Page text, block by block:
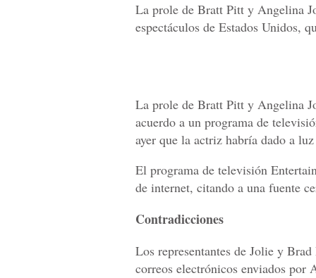
La prole de Bratt Pitt y Angelina
espectáculos de Estados Unidos,
La prole de Bratt Pitt y Angelina
acuerdo a un programa de
ayer que la actriz habría dado a
El programa de televisión
de internet, citando a una fuente
Contradicciones
Los representantes de Jolie y
correos electrónicos enviados por